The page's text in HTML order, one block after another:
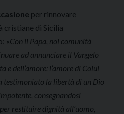
per rinnovare
cristiane di Sicilia
«Con il Papa, noi comunità
ad annunciare il Vangelo
e dell’amore: l’amore di Colui
testimoniato la libertà di un Dio
consegnandosi
restituire dignità all’uomo,